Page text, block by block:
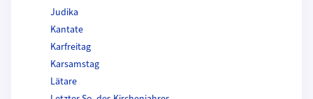
Judika
Kantate
Karfreitag
Karsamstag
Lätare